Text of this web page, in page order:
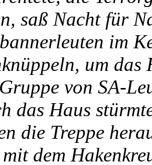
saß Nacht für
im
um das
von SA-
das Haus
die Treppe
dem